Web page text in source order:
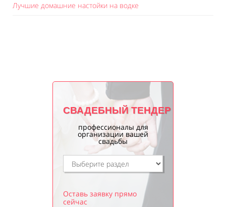
Лучшие домашние настойки на водке
СВАДЕБНЫЙ ТЕНДЕР
профессионалы для
организации вашей
свадьбы
Оставь заявку прямо
сейчас